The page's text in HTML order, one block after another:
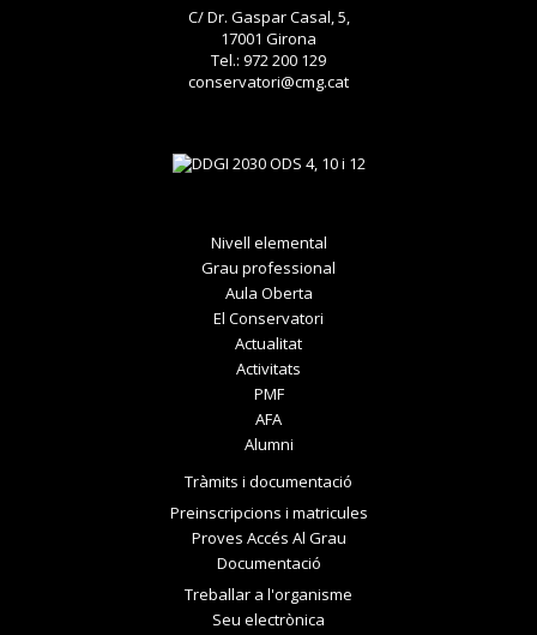
C/ Dr. Gaspar Casal, 5,
17001 Girona
Tel.: 972 200 129
conservatori@cmg.cat
Nivell elemental
Grau professional
Aula Oberta
El Conservatori
Actualitat
Activitats
PMF
AFA
Alumni
Tràmits i documentació
Preinscripcions i matricules
Proves Accés Al Grau
Documentació
Treballar a l'organisme
Seu electrònica